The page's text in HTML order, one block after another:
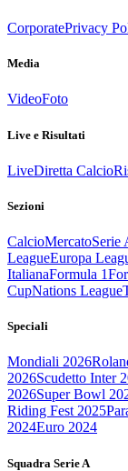
CorporatePrivacy
Media
VideoFoto
Live e Risultati
LiveDiretta Calcio
Sezioni
CalcioMercatoSerie
LeagueEuropa
ItalianaFormula 1
CupNations League
Speciali
Mondiali 2026
2026Scudetto Inter
2026Super Bowl
Riding Fest 2025
2024Euro 2024
Squadra Serie A